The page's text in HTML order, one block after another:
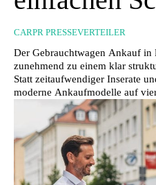
CARPR PRESSEVERTEILER
Der Gebrauchtwagen Ankauf in
zunehmend zu einem klar
Statt zeitaufwendiger Inserate
moderne Ankaufmodelle auf